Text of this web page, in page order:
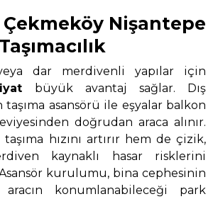
Nişantepe
dar merdivenli yapılar için
büyük avantaj sağlar. Dış
asansörü ile eşyalar balkon
doğrudan araca alınır.
hızını artırır hem de çizik,
kaynaklı hasar risklerini
kurulumu, bina cephesinin
konumlanabileceği park